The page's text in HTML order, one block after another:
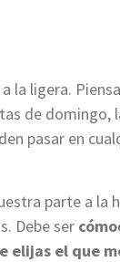
la ligera.
de
pasar en
parte a la
Debe ser
elijas el que